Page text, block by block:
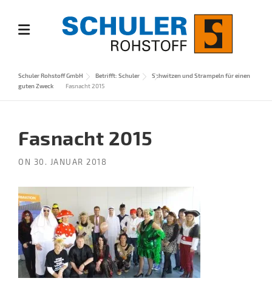
content
Schuler Rohstoff GmbH Betrifft: Schuler
Schwitzen und Strampeln für einen
guten Zweck
Fasnacht 2015
Fasnacht 2015
ON 30. JANUAR 2018